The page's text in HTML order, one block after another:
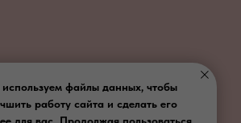
файлы данных, чтобы
работу сайта и сделать его